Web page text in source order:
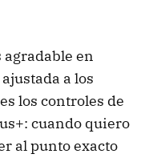
en
a los
los controles de
cuando quiero
al punto exacto